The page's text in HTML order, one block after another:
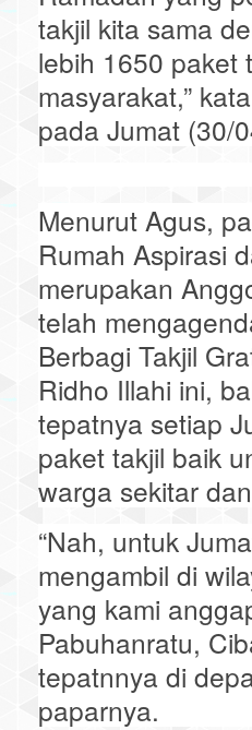
takjil kita sama
lebih 1650 paket
masyarakat,”
pada Jumat (30/
Menurut Agus,
Rumah Aspirasi
merupakan
telah
Berbagi Takjil
Ridho Illahi ini,
tepatnya setiap
paket takjil baik
warga sekitar
“Nah, untuk
mengambil di
yang kami
Pabuhanratu,
tepatnnya di
paparnya.